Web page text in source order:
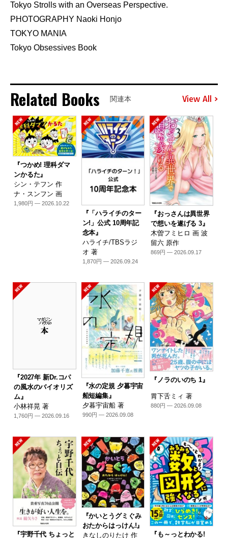
Tokyo Strolls with an Overseas Perspective.
PHOTOGRAPHY Naoki Honjo
TOKYO MANIA
Tokyo Obsessives Book
Related Books 関連本 View All
『つかめ! 理科ダマ
ンかるた』
シン・テフン 作
ナ・スンフン 画
1,980円 — 2026.10.22
『「ハライチのター
ン!」公式 10周年記
念本』
ハライチ/TBSラジ
オ 著
1,870円 — 2026.09.24
『おっさんは異世界
で想いを遂げる 3』
木曽フミヒロ 画 波
留六 原作
869円 — 2026.09.17
『2027年 新Dr.コパ
の風水のバイオリズ
ム』
小林祥晃 著
1,760円 — 2026.09.16
『水の定規 夕暮宇宙
船短編集』
夕暮宇宙船 著
990円 — 2026.09.08
『ノラのいのち 1』
胃下舌ミィ 著
880円 — 2026.09.08
『宇野千代 ちょっと
『かいとうグミぐみ
おたからはっけん!』
きなしのりたけ 作
『も～っとわかる!